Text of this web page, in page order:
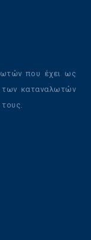
που έχει ως
των καταναλωτών